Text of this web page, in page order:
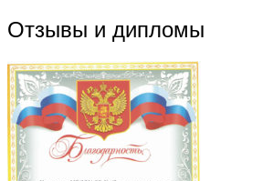
Отзывы и дипломы